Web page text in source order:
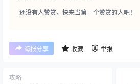
还没有人赞赏，快来当第一个赞赏的人吧！
海报分享 收藏 举报
攻略